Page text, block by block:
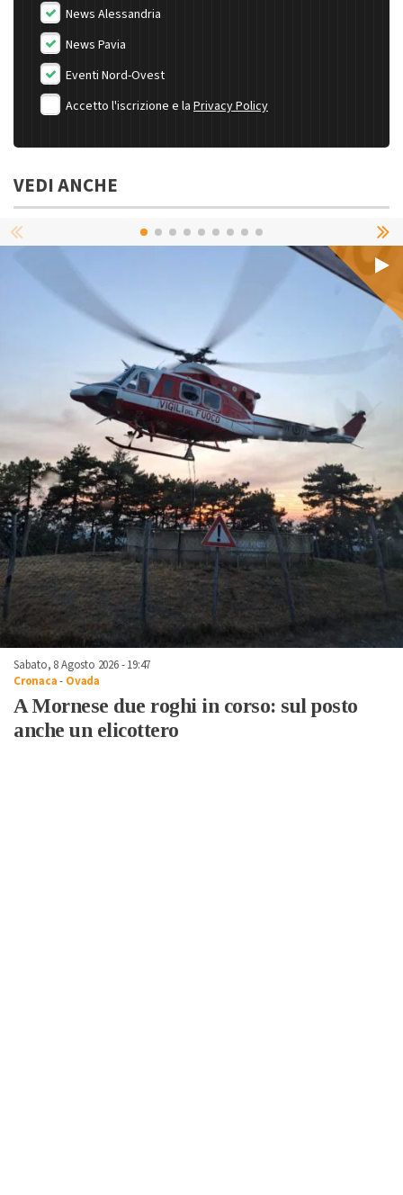
News Alessandria
News Pavia
Eventi Nord-Ovest
Accetto l'iscrizione e la Privacy Policy
VEDI ANCHE
Sabato, 8 Agosto 2026 - 19:47
Cronaca- Ovada
A Mornese due roghi in corso: sul posto
anche un elicottero